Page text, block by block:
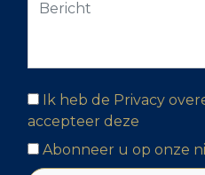
Ik heb de Privacy
accepteer deze
Abonneer u op onze